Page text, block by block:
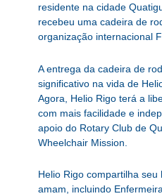
residente na cidade
recebeu uma cadeira de
organização internacional
A entrega da cadeira de
significativo na vida de
Agora, Helio Rigo terá a
com mais facilidade e
apoio do Rotary Club de
Wheelchair Mission.
Helio Rigo compartilha
amam, incluindo